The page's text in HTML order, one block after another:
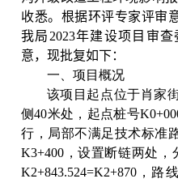
收悉。根据环评专家评审
我局2023年建设项目审
意，现批复如下：
一、项目概况
该项目起点位于肖家
侧40米处，起点桩号
行，局部不满足技术标准
K3+400，设置断链两处，
K2+843.524=K2+870，路